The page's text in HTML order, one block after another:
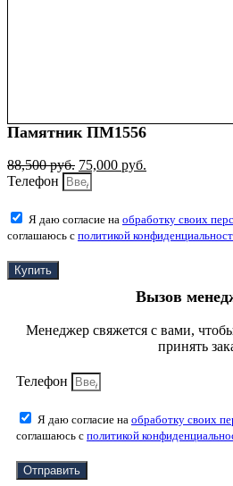
Памятник ПМ1556
88,500руб. 75,000 руб.
Телефон
Я даю согласие на обработку своих
соглашаюсь с политикой
Купить
Вызов
Менеджер свяжется с вами,
принять
Телефон
Я даю согласие на обработку своих
соглашаюсь с политикой
Отправить